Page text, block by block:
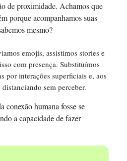
de proximidade. Achamos que
porque acompanhamos suas
mesmo?
emojis, assistimos stories e
com presença. Substituímos
por interações superficiais e, aos
sem perceber.
conexão humana fosse se
a capacidade de fazer